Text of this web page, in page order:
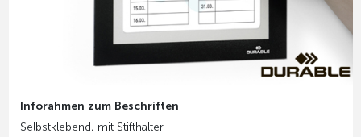
Inforahmen zum Beschriften
Selbstklebend, mit Stifthalter